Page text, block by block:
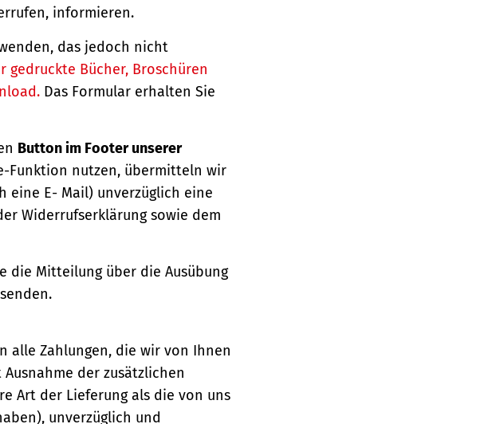
informieren.
das jedoch nicht
gedruckte Bücher, Broschüren
Das Formular erhalten Sie
Button im Footer unserer
Funktion nutzen, übermitteln wir
eine E- Mail) unverzüglich eine
Widerrufserklärung sowie dem
die Mitteilung über die Ausübung
alle Zahlungen, die wir von Ihnen
der zusätzlichen
Art der Lieferung als die von uns
unverzüglich und